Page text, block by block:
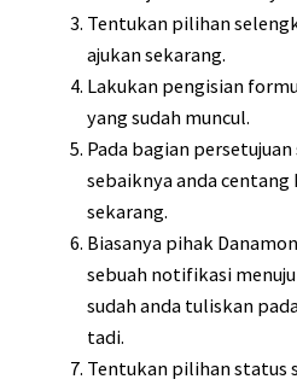
Tentukan pilihan
ajukan sekarang.
Lakukan pengisian
yang sudah muncul.
Pada bagian
sebaiknya anda
sekarang.
Biasanya pihak
sebuah notifikasi
sudah anda tuliskan
tadi.
Tentukan pilihan status